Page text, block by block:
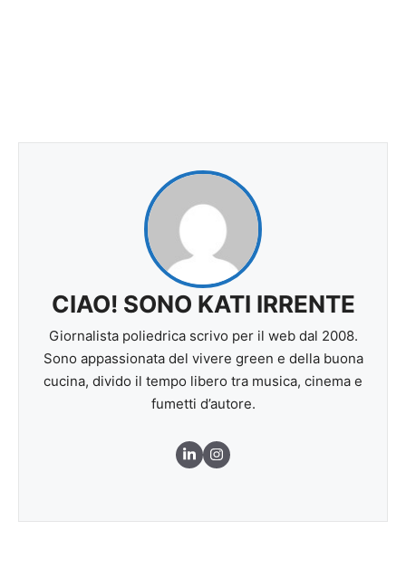
CIAO! SONO KATI IRRENTE
Giornalista poliedrica scrivo per il web dal 2008.
Sono appassionata del vivere green e della buona
cucina, divido il tempo libero tra musica, cinema e
fumetti d’autore.